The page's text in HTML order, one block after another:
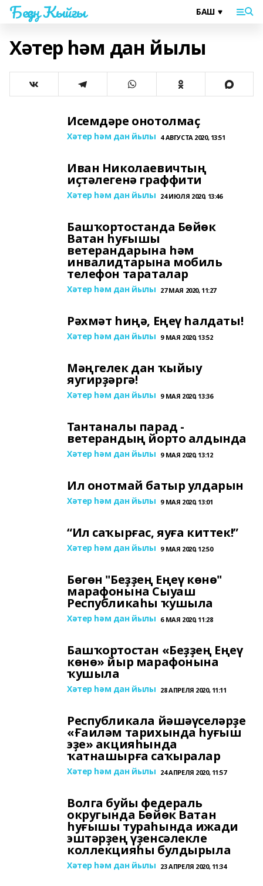
Беҙҙең Ҡыйғы
Хәтер һәм дан йылы
Исемдәре онотолмаҫ
Хәтер һәм дан йылы 4 АВГУСТА 2020, 13:51
Иван Николаевичтың
иҫтәлегенә граффити
Хәтер һәм дан йылы 24 ИЮЛЯ 2020, 13:46
Башҡортостанда Бөйөк
Ватан һуғышы
ветерандарына һәм
инвалидтарына мобиль
телефон тараталар
Хәтер һәм дан йылы 27 МАЯ 2020, 11:27
Рәхмәт һиңә, Еңеү һалдаты!
Хәтер һәм дан йылы 9 МАЯ 2020, 13:52
Мәңгелек дан ҡыйыу
яугирҙәргә!
Хәтер һәм дан йылы 9 МАЯ 2020, 13:36
Тантаналы парад -
ветерандың йорто алдында
Хәтер һәм дан йылы 9 МАЯ 2020, 13:12
Ил онотмай батыр улдарын
Хәтер һәм дан йылы 9 МАЯ 2020, 13:01
“Ил саҡырғас, яуға киттек!”
Хәтер һәм дан йылы 9 МАЯ 2020, 12:50
Бөгөн "Беҙҙең Еңеү көнө"
марафонына Сыуаш
Республикаһы ҡушыла
Хәтер һәм дан йылы 6 МАЯ 2020, 11:28
Башҡортостан «Беҙҙең Еңеү
көнө» йыр марафонына
ҡушыла
Хәтер һәм дан йылы 28 АПРЕЛЯ 2020, 11:11
Республикала йәшәүселәрҙе
«Ғаиләм тарихында һуғыш
эҙе» акцияһында
ҡатнашырға саҡыралар
Хәтер һәм дан йылы 24 АПРЕЛЯ 2020, 11:57
Волга буйы федераль
округында Бөйөк Ватан
һуғышы тураһында ижади
эштәрҙең үҙенсәлекле
коллекцияһы булдырыла
Хәтер һәм дан йылы 23 АПРЕЛЯ 2020, 11:34